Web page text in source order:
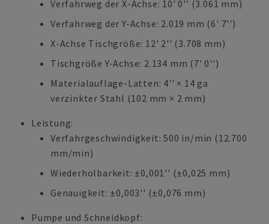
Verfahrweg der X-Achse: 10' 0'' (3.061 mm)
Verfahrweg der Y-Achse: 2.019 mm (6' 7'')
X-Achse Tischgröße: 12' 2'' (3.708 mm)
Tischgröße Y-Achse: 2.134 mm (7' 0'')
Materialauflage-Latten: 4'' × 14 ga
verzinkter Stahl (102 mm × 2 mm)
Leistung:
Verfahrgeschwindigkeit: 500 in/min (12.700
mm/min)
Wiederholbarkeit: ±0,001'' (±0,025 mm)
Genauigkeit: ±0,003'' (±0,076 mm)
Pumpe und Schneidkopf: